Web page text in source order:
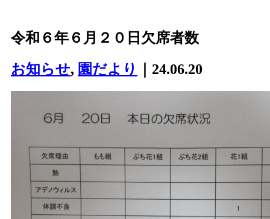
令和６年６月２０日欠席者数
お知らせ, 園だより ｜24.06.20